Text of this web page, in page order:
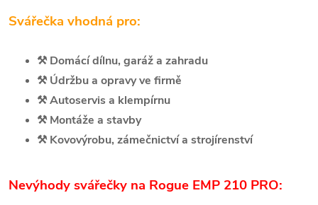
Svářečka vhodná pro:
⚒️Domácí dílnu, garáž a zahradu
⚒️Údržbu a opravy ve firmě
⚒️Autoservis a klempírnu
⚒️Montáže a stavby
⚒️Kovovýrobu, zámečnictví a strojírenství
Nevýhody svářečky na Rogue EMP 210 PRO: